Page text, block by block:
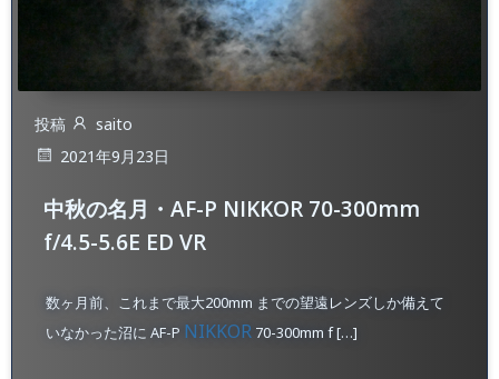
投稿
saito
2021年9月23日
中秋の名月・AF-P NIKKOR 70-300mm
f/4.5-5.6E ED VR
数ヶ月前、これまで最大200mm までの望遠レンズしか備えて
いなかった沼に AF-P NIKKOR 70-300mm f […]